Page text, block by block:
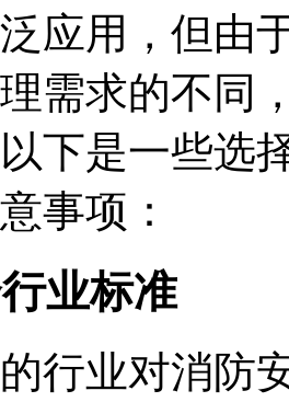
应用，但由
需求的不同
下是一些选
事项：
业标准
行业对消防